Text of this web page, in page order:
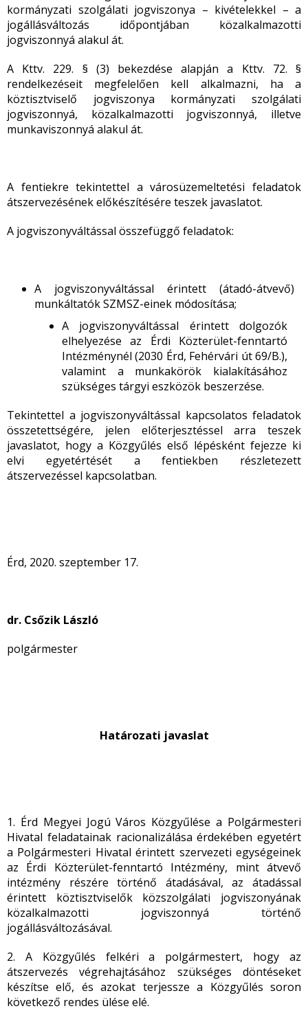
kormányzati szolgálati jogviszonya – kivételekkel – a
jogállásváltozás időpontjában közalkalmazotti
jogviszonnyá alakul át.
A Kttv. 229. § (3) bekezdése alapján a Kttv. 72. §
rendelkezéseit megfelelően kell alkalmazni, ha a
köztisztviselő jogviszonya kormányzati szolgálati
jogviszonnyá, közalkalmazotti jogviszonnyá, illetve
munkaviszonnyá alakul át.
A fentiekre tekintettel a városüzemeltetési feladatok
átszervezésének előkészítésére teszek javaslatot.
A jogviszonyváltással összefüggő feladatok:
A jogviszonyváltással érintett (átadó-átvevő)
munkáltatók SZMSZ-einek módosítása;
A jogviszonyváltással érintett dolgozók
elhelyezése az Érdi Közterület-fenntartó
Intézménynél (2030 Érd, Fehérvári út 69/B.),
valamint a munkakörök kialakításához
szükséges tárgyi eszközök beszerzése.
Tekintettel a jogviszonyváltással kapcsolatos feladatok
összetettségére, jelen előterjesztéssel arra teszek
javaslatot, hogy a Közgyűlés első lépésként fejezze ki
elvi egyetértését a fentiekben részletezett
átszervezéssel kapcsolatban.
Érd, 2020. szeptember 17.
dr. Csőzik László
polgármester
Határozati javaslat
1. Érd Megyei Jogú Város Közgyűlése a Polgármesteri
Hivatal feladatainak racionalizálása érdekében egyetért
a Polgármesteri Hivatal érintett szervezeti egységeinek
az Érdi Közterület-fenntartó Intézmény, mint átvevő
intézmény részére történő átadásával, az átadással
érintett köztisztviselők közszolgálati jogviszonyának
közalkalmazotti jogviszonnyá történő
jogállásváltozásával.
2. A Közgyűlés felkéri a polgármestert, hogy az
átszervezés végrehajtásához szükséges döntéseket
készítse elő, és azokat terjessze a Közgyűlés soron
következő rendes ülése elé.